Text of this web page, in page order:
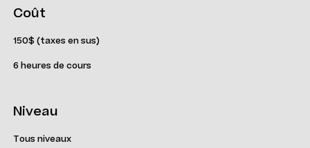
Coût
150$ (taxes en sus)
6 heures de cours
Niveau
Tous niveaux